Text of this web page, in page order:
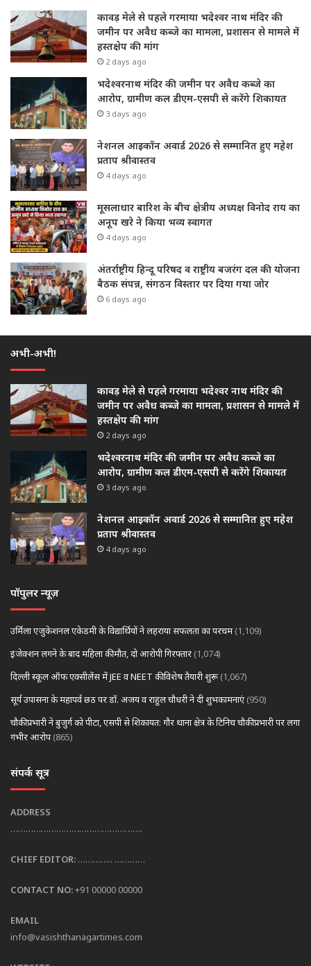
कावड़ मेले से पहले गरमाया भदेश्वर नाथ मंदिर की
जमीन पर अवैध कब्जे का मामला, प्रशासन से मामले में
हस्तक्षेप की मांग
2 days ago
भदेश्वरनाथ मंदिर की जमीन पर अवैध कब्जे का
आरोप, ग्रामीण कल डीएम-एसपी से करेंगे शिकायत
3 days ago
नेशनल आइकॉन अवार्ड 2026 से सम्मानित हुए महेश
प्रताप श्रीवास्तव
4 days ago
मूसलाधार बारिश के बीच क्षेत्रीय अध्यक्ष विनोद राय का
अनूप खरे ने किया भव्य स्वागत
4 days ago
अंतर्राष्ट्रीय हिन्दू परिषद व राष्ट्रीय बजरंग दल की योजना
बैठक संपन्न, संगठन विस्तार पर दिया गया जोर
6 days ago
अभी-अभी!
कावड़ मेले से पहले गरमाया भदेश्वर नाथ मंदिर की
जमीन पर अवैध कब्जे का मामला, प्रशासन से मामले में
हस्तक्षेप की मांग
2 days ago
भदेश्वरनाथ मंदिर की जमीन पर अवैध कब्जे का
आरोप, ग्रामीण कल डीएम-एसपी से करेंगे शिकायत
3 days ago
नेशनल आइकॉन अवार्ड 2026 से सम्मानित हुए महेश
प्रताप श्रीवास्तव
4 days ago
पॉपुलर न्यूज़
उर्मिला एजुकेशनल एकेडमी के विद्यार्थियों ने लहराया सफलता का परचम (1,109)
इंजेक्शन लगने के बाद महिला की मौत, दो आरोपी गिरफ्तार (1,074)
दिल्ली स्कूल ऑफ एक्सीलेंस में JEE व NEET की विशेष तैयारी शुरू (1,067)
सूर्य उपासना के महापर्व छठ पर डॉ. अजय व राहुल चौधरी ने दी शुभकामनाएं (950)
चौकी प्रभारी ने बुजुर्ग को पीटा, एसपी से शिकायत: गौर थाना क्षेत्र के टिनिच चौकी प्रभारी पर लगा
गंभीर आरोप (865)
संपर्क सूत्र
ADDRESS
…………………………………………….
CHIEF EDITOR: ………….. …………
CONTACT NO:+91 00000 00000
EMAIL
info@vasishthanagartimes.com